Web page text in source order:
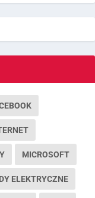
MICROSOFT
ELEKTRYCZNE